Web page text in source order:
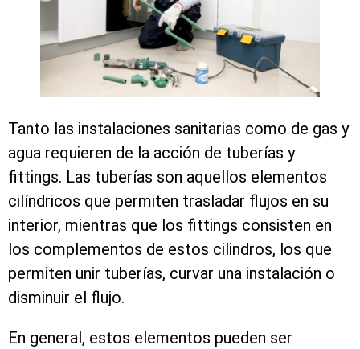
Tanto las instalaciones sanitarias como de gas y
agua requieren de la acción de tuberías y
fittings. Las tuberías son aquellos elementos
cilíndricos que permiten trasladar flujos en su
interior, mientras que los fittings consisten en
los complementos de estos cilindros, los que
permiten unir tuberías, curvar una instalación o
disminuir el flujo.
En general, estos elementos pueden ser